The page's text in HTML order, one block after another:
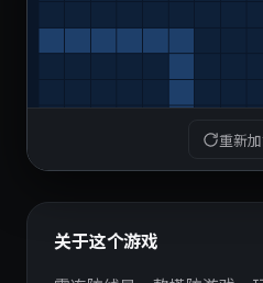
重新
关于这个游戏